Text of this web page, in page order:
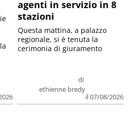
agenti in servizio in 8
stazioni
di
ethienne bredy
il 07/08/2026
Questa mattina, a palazzo
regionale, si è tenuta la
cerimonia di giuramento